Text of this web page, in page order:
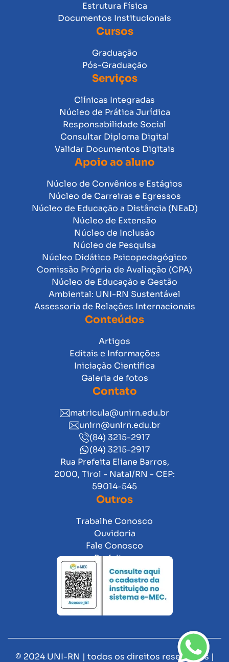
Estrutura Física
Documentos Institucionais
Cursos
Graduação
Pós-Graduação
Serviços
Clínicas Integradas
Núcleo de Prática Jurídica
Responsabilidade Social
Consultar Diploma Digital
Validar Documentos Digitais
Apoio ao aluno
Núcleo de Convênios e Estágios
Núcleo de Carreiras e Egressos
Núcleo de Educação a Distância (NEaD)
Núcleo de Extensão
Núcleo de Inclusão
Núcleo de Pesquisa
Núcleo Didático Psicopedagógico
Comissão Própria de Avaliação (CPA)
Núcleo de Educação e Gestão
Ambiental: UNI-RN Sustentável
Assessoria de Relações Internacionais
Conteúdos
Artigos
Editais e Informações
Iniciação Científica
Galeria de fotos
Contato
matricula@unirn.edu.br
unirn@unirn.edu.br
(84) 3215-2917
(84) 3215-2917
Rua Prefeita Eliane Barros,
2000, Tirol - Natal/RN - CEP:
59014-545
Outros
Trabalhe Conosco
Ouvidoria
Fale Conosco
Prefeitura
© 2024 UNI-RN | todos os direitos reservados |